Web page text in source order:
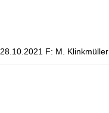
28.10.2021 F: M. Klinkmüller